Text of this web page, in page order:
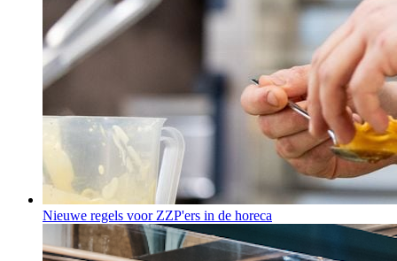
Nieuwe regels voor ZZP'ers in de horeca